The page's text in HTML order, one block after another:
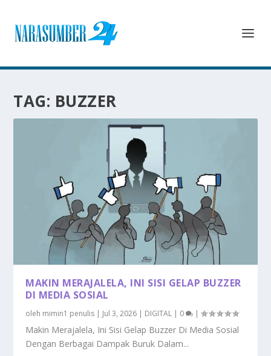
TAG: BUZZER
MAKIN MERAJALELA, INI SISI GELAP BUZZER
DI MEDIA SOSIAL
oleh mimin1 penulis | Jul 3, 2026 | DIGITAL | 0 |
Makin Merajalela, Ini Sisi Gelap Buzzer Di Media Sosial
Dengan Berbagai Dampak Buruk Dalam...